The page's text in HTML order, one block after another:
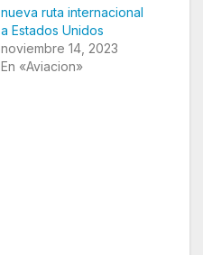
nueva ruta internacional
a Estados Unidos
noviembre 14, 2023
En «Aviacion»